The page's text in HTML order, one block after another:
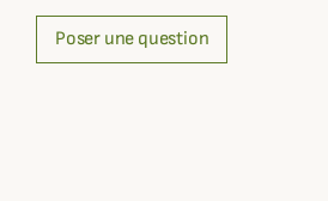
Poser une question